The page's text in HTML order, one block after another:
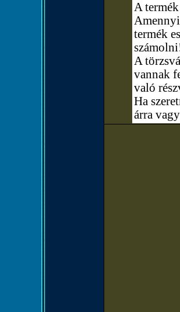
A
termék
A
vannak
való
Ha
árra